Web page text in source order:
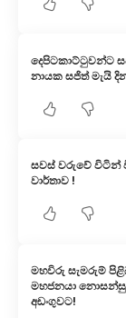
දෙපිටකාට්ටුවන්ට
නායක සජිත් මැයි
සවස් වරුවේ විටින්
වාර්තාව !
මහවිරු සැමරුම්
මහජනයා
අඩංගුවට!